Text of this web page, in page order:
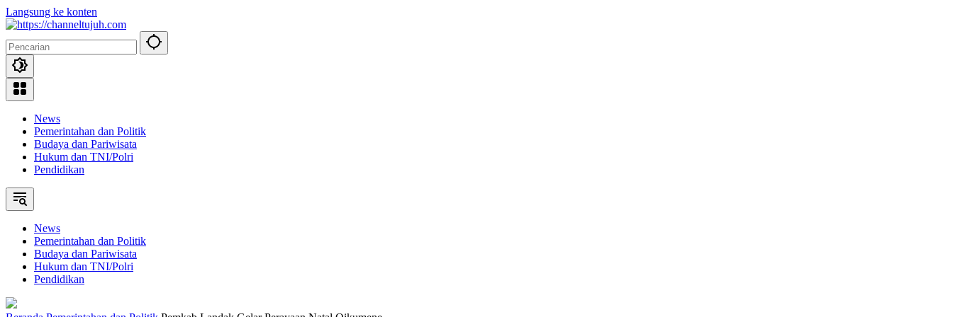
Langsung ke konten
News
Pemerintahan dan Politik
Budaya dan Pariwisata
Hukum dan TNI/Polri
Pendidikan
News
Pemerintahan dan Politik
Budaya dan Pariwisata
Hukum dan TNI/Polri
Pendidikan